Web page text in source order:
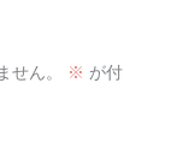
せん。 ※ が付